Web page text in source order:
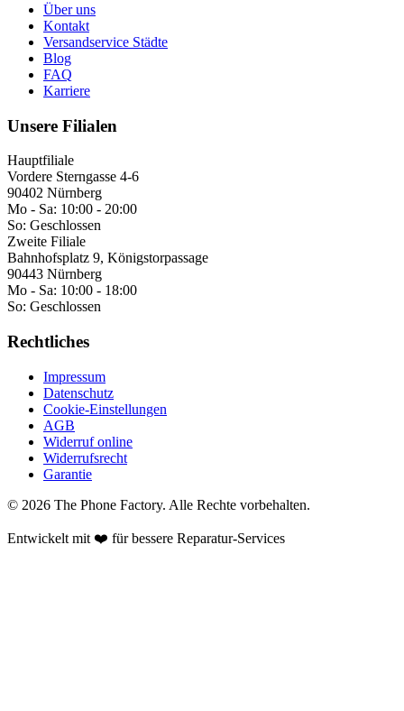
Über uns
Kontakt
Versandservice Städte
Blog
FAQ
Karriere
Unsere Filialen
Hauptfiliale
Vordere Sterngasse 4-6
90402 Nürnberg
Mo - Sa: 10:00 - 20:00
So: Geschlossen
Zweite Filiale
Bahnhofsplatz 9, Königstorpassage
90443 Nürnberg
Mo - Sa: 10:00 - 18:00
So: Geschlossen
Rechtliches
Impressum
Datenschutz
Cookie-Einstellungen
AGB
Widerruf online
Widerrufsrecht
Garantie
© 2026 The Phone Factory. Alle Rechte vorbehalten.
Entwickelt mit ❤️ für bessere Reparatur-Services